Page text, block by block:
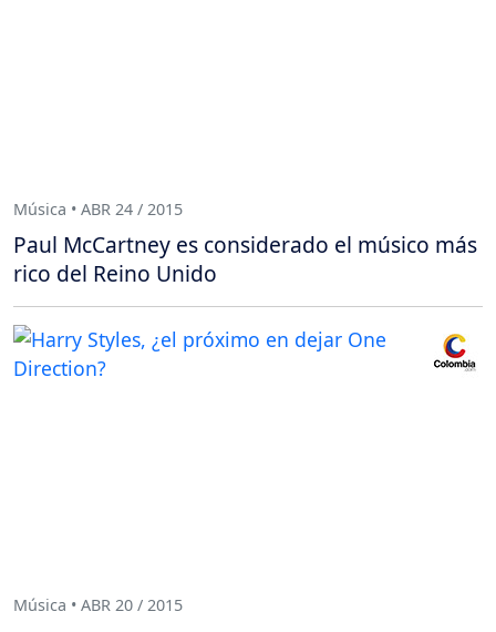
Música • ABR 24 / 2015
Paul McCartney es considerado el músico más
rico del Reino Unido
Música • ABR 20 / 2015